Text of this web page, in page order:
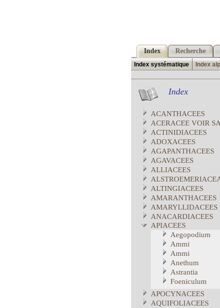
Index Recherche
Index systématique Index
Index
ACANTHACEES
ACERACEE VOIR
ACTINIDIACEES
ADOXACEES
AGAPANTHACEES
AGAVACEES
ALLIACEES
ALTINGIACEES
AMARANTHACEES
AMARYLLIDACEES
ANACARDIACEES
APIACEES
Aegopodium
Ammi
Ammi
Anethum
Astrantia
Foeniculum
APOCYNACEES
AQUIFOLIACEES